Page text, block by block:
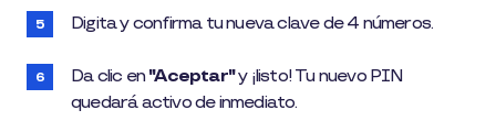
Digita y confirma tu nueva clave de 4 números.
Da clic en"Aceptar"y ¡listo! Tu nuevo PIN
quedará activo de inmediato.